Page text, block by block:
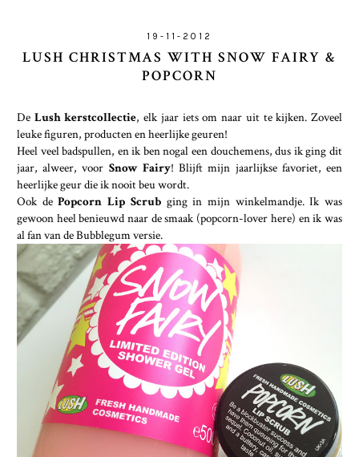
19-11-2012
LUSH CHRISTMAS WITH SNOW FAIRY &
POPCORN
De Lush kerstcollectie, elk jaar iets om naar uit te kijken. Zoveel
leuke figuren, producten en heerlijke geuren!
Heel veel badspullen, en ik ben nogal een douchemens, dus ik ging dit
jaar, alweer, voor Snow Fairy! Blijft mijn jaarlijkse favoriet, een
heerlijke geur die ik nooit beu wordt.
Ook dePopcorn Lip Scrub ging in mijn winkelmandje. Ik was
gewoon heel benieuwd naar de smaak (popcorn-lover here) en ik was
al fan van de Bubblegum versie.